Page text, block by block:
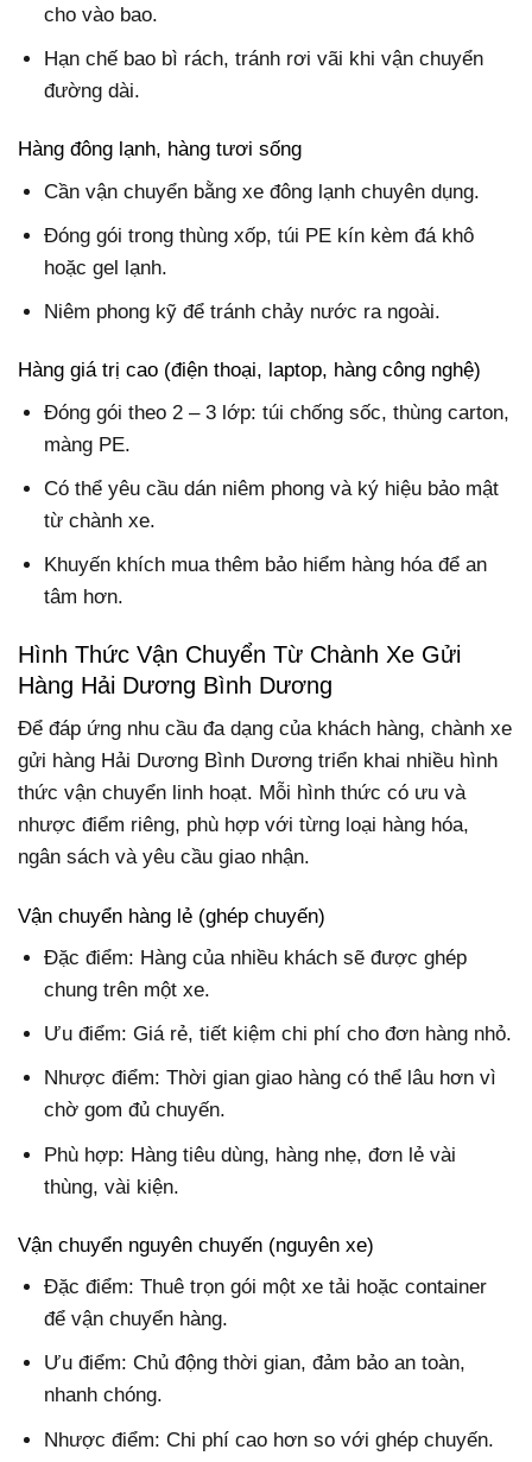
cho vào bao.
Hạn chế bao bì rách, tránh rơi vãi khi vận chuyển
đường dài.
Hàng đông lạnh, hàng tươi sống
Cần vận chuyển bằng xe đông lạnh chuyên dụng.
Đóng gói trong thùng xốp, túi PE kín kèm đá khô
hoặc gel lạnh.
Niêm phong kỹ để tránh chảy nước ra ngoài.
Hàng giá trị cao (điện thoại, laptop, hàng công nghệ)
Đóng gói theo 2 – 3 lớp: túi chống sốc, thùng carton,
màng PE.
Có thể yêu cầu dán niêm phong và ký hiệu bảo mật
từ chành xe.
Khuyến khích mua thêm bảo hiểm hàng hóa để an
tâm hơn.
Hình Thức Vận Chuyển Từ Chành Xe Gửi
Hàng Hải Dương Bình Dương
Để đáp ứng nhu cầu đa dạng của khách hàng, chành xe
gửi hàng Hải Dương Bình Dương triển khai nhiều hình
thức vận chuyển linh hoạt. Mỗi hình thức có ưu và
nhược điểm riêng, phù hợp với từng loại hàng hóa,
ngân sách và yêu cầu giao nhận.
Vận chuyển hàng lẻ (ghép chuyến)
Đặc điểm: Hàng của nhiều khách sẽ được ghép
chung trên một xe.
Ưu điểm: Giá rẻ, tiết kiệm chi phí cho đơn hàng nhỏ.
Nhược điểm: Thời gian giao hàng có thể lâu hơn vì
chờ gom đủ chuyến.
Phù hợp: Hàng tiêu dùng, hàng nhẹ, đơn lẻ vài
thùng, vài kiện.
Vận chuyển nguyên chuyến (nguyên xe)
Đặc điểm: Thuê trọn gói một xe tải hoặc container
để vận chuyển hàng.
Ưu điểm: Chủ động thời gian, đảm bảo an toàn,
nhanh chóng.
Nhược điểm: Chi phí cao hơn so với ghép chuyến.